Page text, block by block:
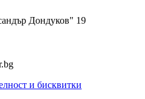
Дондуков" 19
и бисквитки